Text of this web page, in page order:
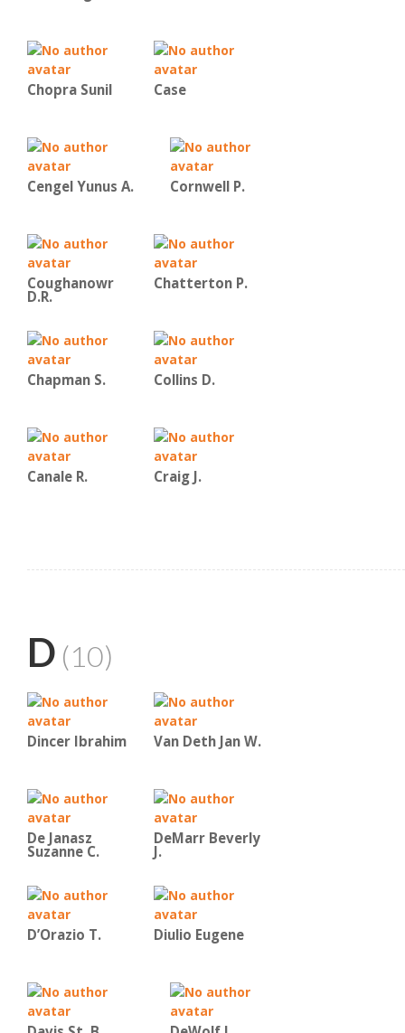
Chopra Sunil Case
Cengel Yunus A. Cornwell P.
Coughanowr
D.R.
Chatterton P.
Chapman S. Collins D.
Canale R. Craig J.
D (10)
Dincer Ibrahim Van Deth Jan W.
De Janasz
Suzanne C.
DeMarr Beverly
J.
D’Orazio T. Diulio Eugene